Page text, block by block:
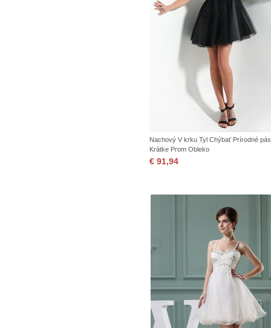
Nachový V krku Tyl Chýbať Prírodné
Krátke Prom Obleko
€ 91,94